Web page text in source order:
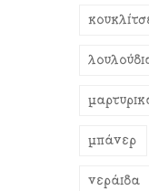
μπάνερ
νεράιδα